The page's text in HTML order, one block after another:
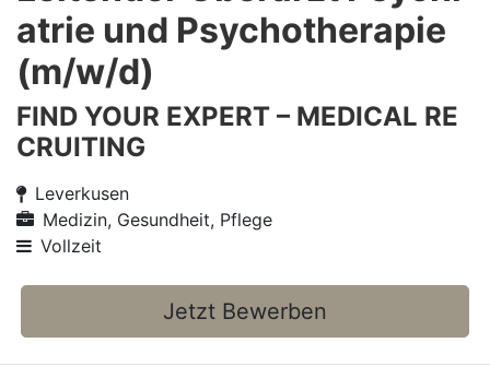
atrie und Psychotherapie
(m/w/d)
FIND YOUR EXPERT – MEDICAL RE
CRUITING
Leverkusen
Medizin, Gesundheit, Pflege
Vollzeit
Jetzt Bewerben